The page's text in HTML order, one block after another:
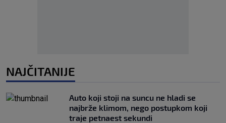
NAJČITANIJE
Auto koji stoji na suncu ne hladi se
najbrže klimom, nego postupkom koji
traje petnaest sekundi